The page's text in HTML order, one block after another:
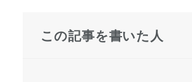
この記事を書いた人